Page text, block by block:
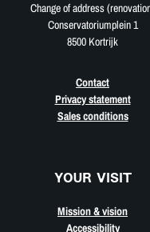
Change of address
Conservatoriumplein 1
8500 Kortrijk
Contact
Privacy statement
Sales conditions
YOUR VISIT
Mission & vision
Accessibility